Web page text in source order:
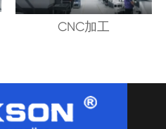
CNC加工